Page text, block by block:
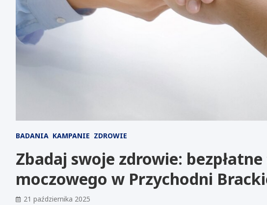
BADANIA KAMPANIE ZDROWIE
Zbadaj swoje zdrowie:
moczowego w Przychodni
21 października 2025